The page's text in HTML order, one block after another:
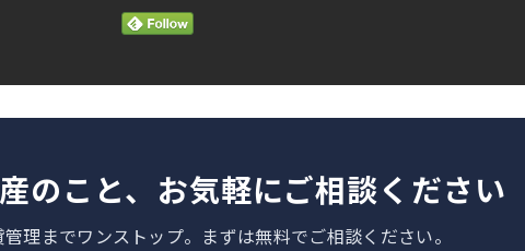
のこと、お気軽にご相談ください
理までワンストップ。まずは無料でご相談ください。